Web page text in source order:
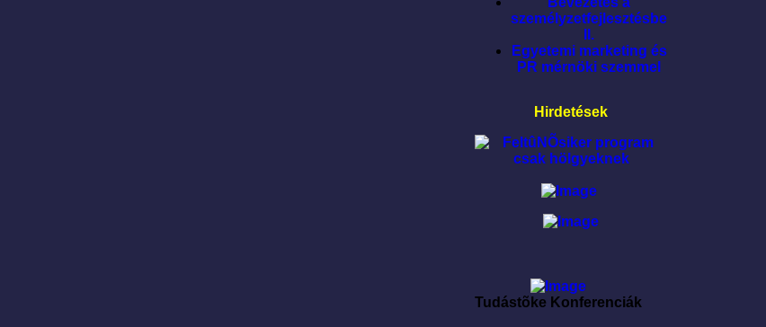
személyzetfejlesztésbe
II.
Egyetemi marketing és
PR mérnöki szemmel
Hirdetések
Tudástõke Konferenciák